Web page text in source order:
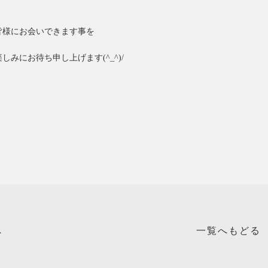
様にお会いできます事を
しみにお待ち申し上げます(^_^)/
一覧へもどる